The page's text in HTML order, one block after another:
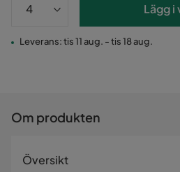
Lägg i
Leverans: tis 11 aug. - tis 18 aug.
Om produkten
Översikt